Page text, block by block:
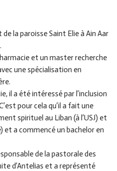
la paroisse Saint Elie à Ain Aar
et un master recherche
une spécialisation en
il a été intéressé par l’inclusion
pour cela qu’il a fait une
spirituel au Liban (à l’USJ) et
et a commencé un bachelor en
de la pastorale des
d’Antelias et a représenté